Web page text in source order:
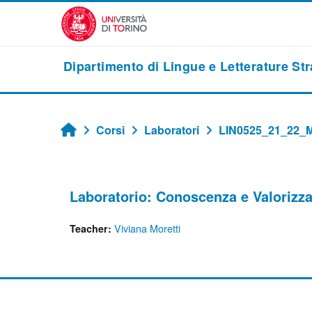
Vai al contenuto principale
Dipartimento di Lingue e Letterature
Home
Corsi Laboratori
Laboratorio: Conoscenza e
Teacher: Viviana Moretti